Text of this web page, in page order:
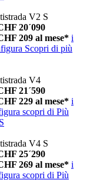
V2 S
20´090
209 al mese* i
Scopri di più
V4
21´590
229 al mese* i
scopri di Più
V4 S
25´290
269 al mese* i
scopri di Più